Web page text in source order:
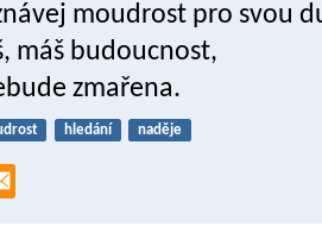
moudrost pro svou
máš budoucnost,
zmařena.
hledání naděje